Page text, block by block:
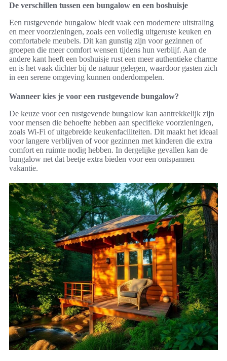
De verschillen tussen een bungalow en een boshuisje
Een rustgevende bungalow biedt vaak een modernere uitstraling
en meer voorzieningen, zoals een volledig uitgeruste keuken en
comfortabele meubels. Dit kan gunstig zijn voor gezinnen of
groepen die meer comfort wensen tijdens hun verblijf. Aan de
andere kant heeft een boshuisje rust een meer authentieke charme
en is het vaak dichter bij de natuur gelegen, waardoor gasten zich
in een serene omgeving kunnen onderdompelen.
Wanneer kies je voor een rustgevende bungalow?
De keuze voor een rustgevende bungalow kan aantrekkelijk zijn
voor mensen die behoefte hebben aan specifieke voorzieningen,
zoals Wi-Fi of uitgebreide keukenfaciliteiten. Dit maakt het ideaal
voor langere verblijven of voor gezinnen met kinderen die extra
comfort en ruimte nodig hebben. In dergelijke gevallen kan de
bungalow net dat beetje extra bieden voor een ontspannen
vakantie.